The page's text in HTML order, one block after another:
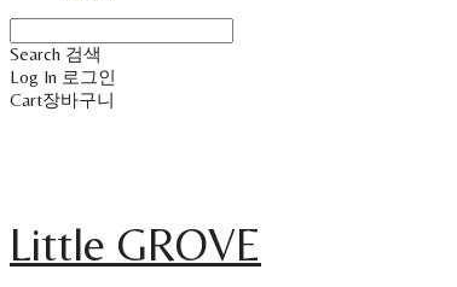
Search 검색
Log In 로그인
Cart장바구니
Little GROVE